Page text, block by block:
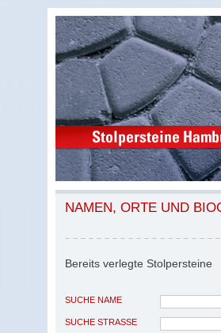
NAMEN, ORTE UND
Bereits verlegte Stolpersteine
SUCHE NAME
SUCHE STRASSE